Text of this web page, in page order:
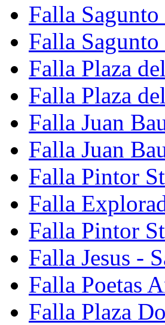
Falla
Falla
Falla Plaza
Falla Plaza
Falla Juan
Falla Juan
Falla Pintor
Falla
Falla Pintor
Falla Jesus -
Falla Poetas
Falla Plaza